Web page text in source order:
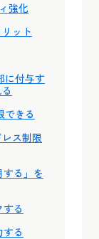
強化
ット
に付与す
できる
レス制限
る」を
る
る